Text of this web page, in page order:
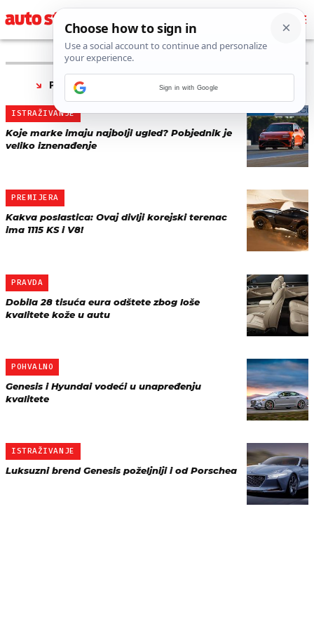
PRONAĐENO 5 REZULTATA ZA TAG “
ISTRAŽIVANJE
Koje marke imaju najbolji ugled? Pobjednik je
veliko iznenađenje
PREMIJERA
Kakva poslastica: Ovaj divlji korejski terenac
ima 1115 KS i V8!
PRAVDA
Dobila 28 tisuća eura odštete zbog loše
kvalitete kože u autu
POHVALNO
Genesis i Hyundai vodeći u unapređenju
kvalitete
ISTRAŽIVANJE
Luksuzni brend Genesis poželjniji i od Porschea
Sign in with Google